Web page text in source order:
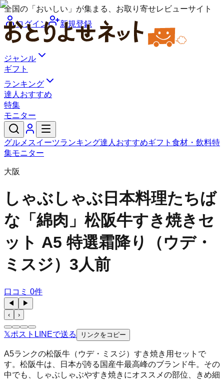
全国の「おいしい」が集まる、お取り寄せレビューサイト
ログイン
新規登録
ジャンル
ギフト
ランキング
達人おすすめ
特集
モニター
グルメ スイーツランキング達人おすすめギフト 食材・飲料特
集モニター
大阪
しゃぶしゃぶ日本料理たちば
な 「綿肉」松阪牛すき焼きセ
ット A5 特選霜降り（ウデ・
ミスジ）3人前
口コミ 0件
◀
▶
‹
›
𝕏ポスト LINEで送る リンクをコピー
A5ランクの松阪牛（ウデ・ミスジ）すき焼き用セットで
す。松阪牛は、日本が誇る国産牛最高峰のブランド牛。その
中でも、しゃぶしゃぶやすき焼きにオススメの部位、きめ細